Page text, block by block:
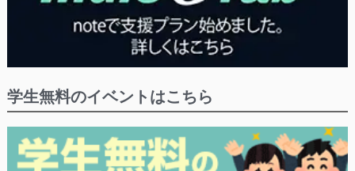
学生無料のイベントはこちら